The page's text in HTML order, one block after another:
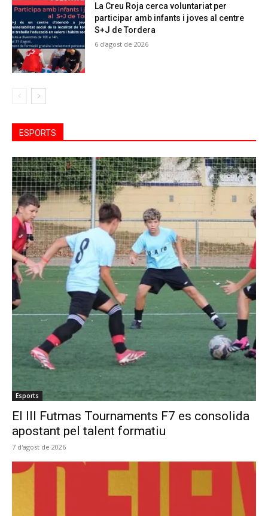
La Creu Roja cerca voluntariat per
participar amb infants i joves al centre
S+J de Tordera
6 d'agost de 2026
ESPORTS
Esports
El III Futmas Tournaments F7 es consolida
apostant pel talent formatiu
7 d'agost de 2026